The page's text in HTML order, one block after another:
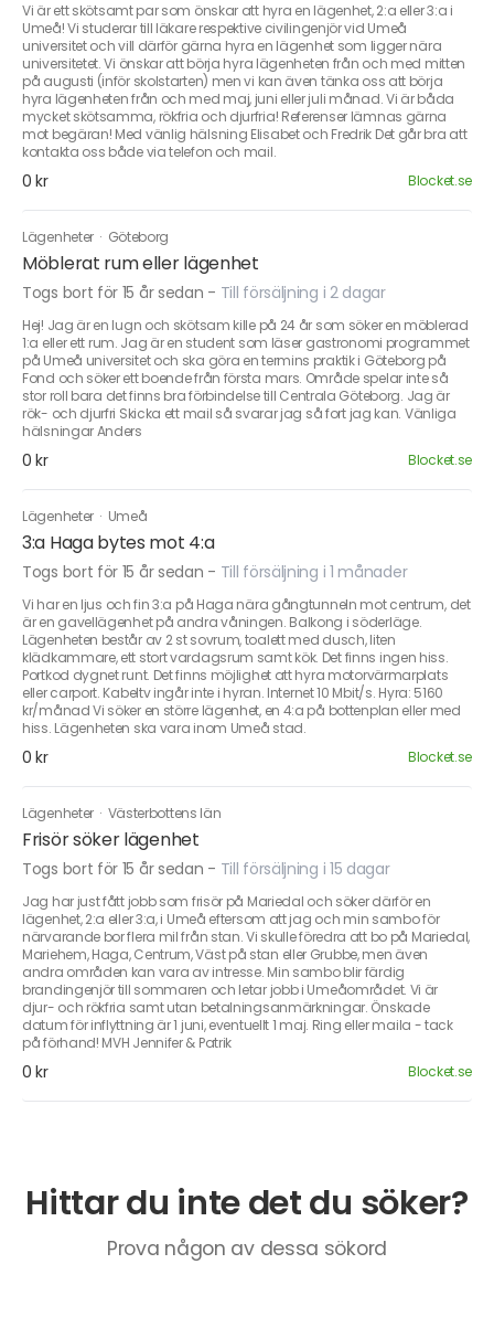
Vi är ett skötsamt par som önskar att hyra en lägenhet, 2:a eller 3:a i
Umeå! Vi studerar till läkare respektive civilingenjör vid Umeå
universitet och vill därför gärna hyra en lägenhet som ligger nära
universitetet. Vi önskar att börja hyra lägenheten från och med mitten
på augusti (inför skolstarten) men vi kan även tänka oss att börja
hyra lägenheten från och med maj, juni eller juli månad. Vi är båda
mycket skötsamma, rökfria och djurfria! Referenser lämnas gärna
mot begäran! Med vänlig hälsning Elisabet och Fredrik Det går bra att
kontakta oss både via telefon och mail.
0 kr Blocket.se
Lägenheter · Göteborg
Möblerat rum eller lägenhet
Togs bort för 15 år sedan - Till försäljning i 2 dagar
Hej! Jag är en lugn och skötsam kille på 24 år som söker en möblerad
1:a eller ett rum. Jag är en student som läser gastronomi programmet
på Umeå universitet och ska göra en termins praktik i Göteborg på
Fond och söker ett boende från första mars. Område spelar inte så
stor roll bara det finns bra förbindelse till Centrala Göteborg. Jag är
rök- och djurfri Skicka ett mail så svarar jag så fort jag kan. Vänliga
hälsningar Anders
0 kr Blocket.se
Lägenheter · Umeå
3:a Haga bytes mot 4:a
Togs bort för 15 år sedan - Till försäljning i 1 månader
Vi har en ljus och fin 3:a på Haga nära gångtunneln mot centrum, det
är en gavellägenhet på andra våningen. Balkong i söderläge.
Lägenheten består av 2 st sovrum, toalett med dusch, liten
klädkammare, ett stort vardagsrum samt kök. Det finns ingen hiss.
Portkod dygnet runt. Det finns möjlighet att hyra motorvärmarplats
eller carport. Kabeltv ingår inte i hyran. Internet 10 Mbit/s. Hyra: 5160
kr/månad Vi söker en större lägenhet, en 4:a på bottenplan eller med
hiss. Lägenheten ska vara inom Umeå stad.
0 kr Blocket.se
Lägenheter · Västerbottens län
Frisör söker lägenhet
Togs bort för 15 år sedan - Till försäljning i 15 dagar
Jag har just fått jobb som frisör på Mariedal och söker därför en
lägenhet, 2:a eller 3:a, i Umeå eftersom att jag och min sambo för
närvarande bor flera mil från stan. Vi skulle föredra att bo på Mariedal,
Mariehem, Haga, Centrum, Väst på stan eller Grubbe, men även
andra områden kan vara av intresse. Min sambo blir färdig
brandingenjör till sommaren och letar jobb i Umeåområdet. Vi är
djur- och rökfria samt utan betalningsanmärkningar. Önskade
datum för inflyttning är 1 juni, eventuellt 1 maj. Ring eller maila - tack
på förhand! MVH Jennifer & Patrik
0 kr Blocket.se
Hittar du inte det du söker?
Prova någon av dessa sökord